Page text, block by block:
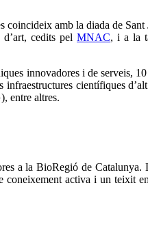
amb la diada de
cedits pel MNAC, i a la
innovadores i de serveis,
infraestructures científiques
entre altres.
a la BioRegió de Catalunya.
activa i un teixit